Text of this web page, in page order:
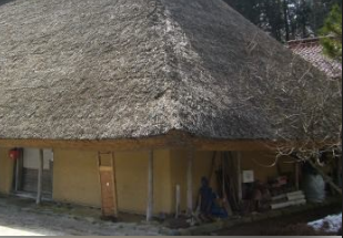
表
薦
術
動·廟會
行程
表
Hiroshima 官方向導
島隨意旅行
表